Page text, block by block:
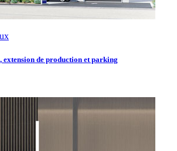
extension de production et parking